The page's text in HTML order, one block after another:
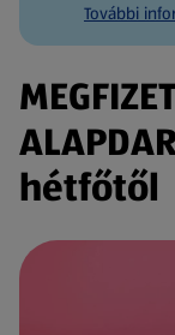
További
hétfőtől